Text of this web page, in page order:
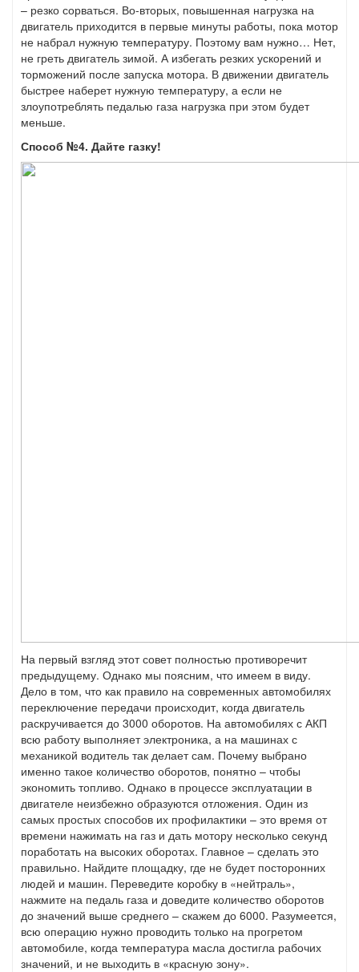
– резко сорваться. Во-вторых, повышенная нагрузка на
двигатель приходится в первые минуты работы, пока мотор
не набрал нужную температуру. Поэтому вам нужно… Нет,
не греть двигатель зимой. А избегать резких ускорений и
торможений после запуска мотора. В движении двигатель
быстрее наберет нужную температуру, а если не
злоупотреблять педалью газа нагрузка при этом будет
меньше.
Способ №4. Дайте газку!
На первый взгляд этот совет полностью противоречит
предыдущему. Однако мы поясним, что имеем в виду.
Дело в том, что как правило на современных автомобилях
переключение передачи происходит, когда двигатель
раскручивается до 3000 оборотов. На автомобилях с АКП
всю работу выполняет электроника, а на машинах с
механикой водитель так делает сам. Почему выбрано
именно такое количество оборотов, понятно – чтобы
экономить топливо. Однако в процессе эксплуатации в
двигателе неизбежно образуются отложения. Один из
самых простых способов их профилактики – это время от
времени нажимать на газ и дать мотору несколько секунд
поработать на высоких оборотах. Главное – сделать это
правильно. Найдите площадку, где не будет посторонних
людей и машин. Переведите коробку в «нейтраль»,
нажмите на педаль газа и доведите количество оборотов
до значений выше среднего – скажем до 6000. Разумеется,
всю операцию нужно проводить только на прогретом
автомобиле, когда температура масла достигла рабочих
значений, и не выходить в «красную зону».